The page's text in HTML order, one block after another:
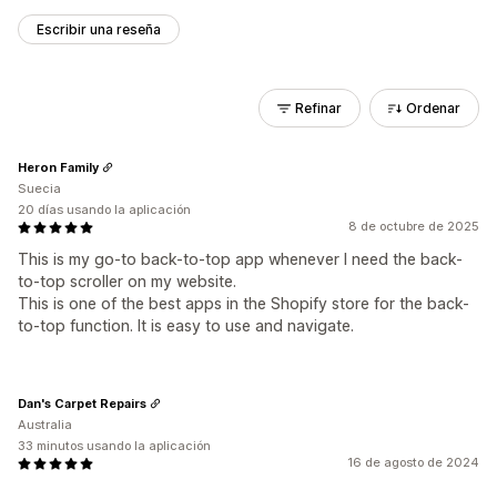
Escribir una reseña
Refinar Ordenar
8 de octubre de 2025
This is my go-to back-to-top app whenever I need the back-
to-top scroller on my website.
This is one of the best apps in the Shopify store for the back-
to-top function. It is easy to use and navigate.
Heron Family
Suecia
20 días usando la aplicación
16 de agosto de 2024
Dan's Carpet Repairs
Australia
33 minutos usando la aplicación